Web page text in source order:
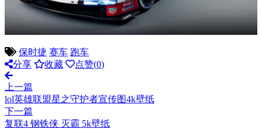
保时捷 赛车 跑车
分享
收藏 点赞(0)
上一篇
lol英雄联盟星之守护者宣传图4k壁纸
下一篇
复联4 钢铁侠 灭霸 5k壁纸